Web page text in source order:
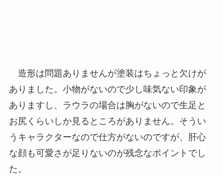
造形は問題ありませんが塗装はちょっと欠けが
ありました。小物がないので少し味気ない印象が
ありますし、ラウラの場合は胸がないので生足と
お尻くらいしか見るところがありません。そうい
うキャラクターなので仕方がないのですが、肝心
な顔も可愛さが足りないのが残念なポイントでし
た。